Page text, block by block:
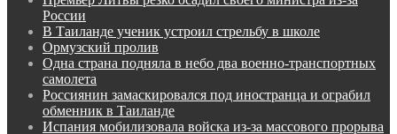
России
В Таиланде ученик устроил стрельбу в школе
Ормузский пролив
Одна страна подняла в небо два военно-транспортных
самолета
Россиянин замаскировался под иностранца и ограбил
обменник в Таиланде
Испания мобилизовала войска из-за массового прорыва